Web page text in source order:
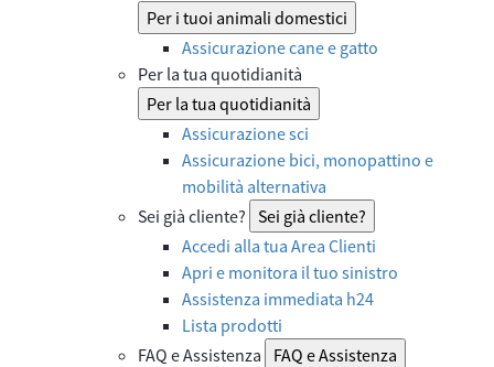
Per i tuoi animali domestici
Assicurazione cane e gatto
Per la tua quotidianità
Per la tua quotidianità
Assicurazione sci
Assicurazione bici, monopattino e
mobilità alternativa
Sei già cliente? Sei già cliente?
Accedi alla tua Area Clienti
Apri e monitora il tuo sinistro
Assistenza immediata h24
Lista prodotti
FAQ e Assistenza
FAQ e Assistenza